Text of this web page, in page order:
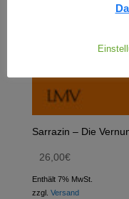
Sarrazin – Die
26,00€
Enthält 7% MwSt.
zzgl. Versand